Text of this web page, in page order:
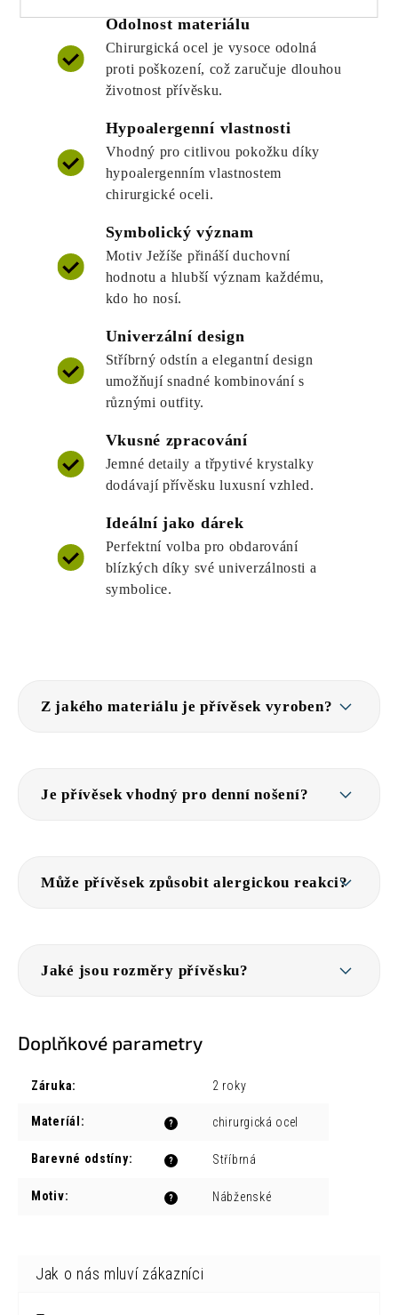
Odolnost materiálu
Chirurgická ocel je vysoce odolná
proti poškození, což zaručuje dlouhou
životnost přívěsku.
Hypoalergenní vlastnosti
Vhodný pro citlivou pokožku díky
hypoalergenním vlastnostem
chirurgické oceli.
Symbolický význam
Motiv Ježíše přináší duchovní
hodnotu a hlubší význam každému,
kdo ho nosí.
Univerzální design
Stříbrný odstín a elegantní design
umožňují snadné kombinování s
různými outfity.
Vkusné zpracování
Jemné detaily a třpytivé krystalky
dodávají přívěsku luxusní vzhled.
Ideální jako dárek
Perfektní volba pro obdarování
blízkých díky své univerzálnosti a
symbolice.
Z jakého materiálu je přívěsek vyroben?
Je přívěsek vhodný pro denní nošení?
Může přívěsek způsobit alergickou reakci?
Jaké jsou rozměry přívěsku?
Doplňkové parametry
Záruka: 2 roky
?
Materíál : chirurgická ocel
?
Barevné odstíny: Stříbrná
?
Motiv: Nábženské